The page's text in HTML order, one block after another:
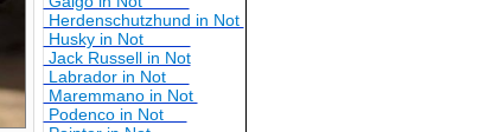
Herdenschutzhund in Not
Husky in Not
Jack Russell in Not
Labrador in Not
Maremmano in Not
Podenco in Not